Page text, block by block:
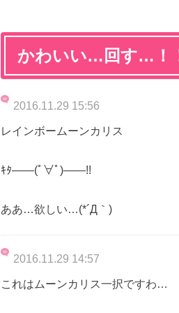
かわいい…回す…！
2016.11.29 15:56
レインボームーンカリス
ｷﾀ――(ﾟ∀ﾟ)――!!
ああ…欲しい…(*´Д｀)
2016.11.29 14:57
これはムーンカリス一択ですわ…